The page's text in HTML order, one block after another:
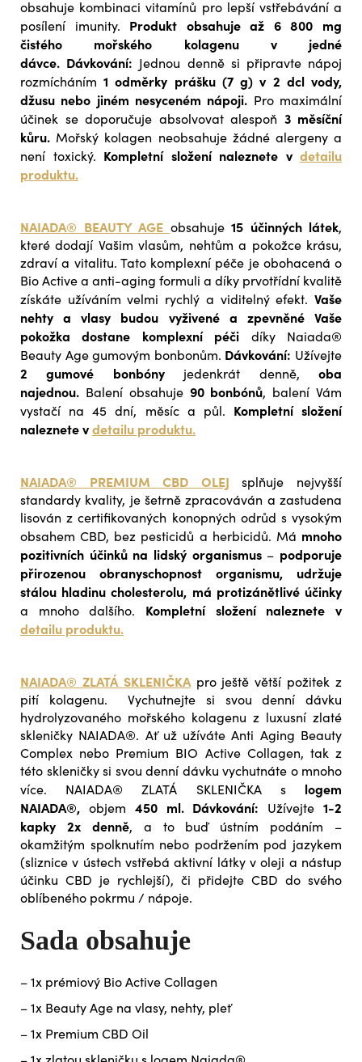
obsahuje kombinaci vitamínů pro lepší vstřebávání a
posílení imunity. Produkt obsahuje až 6 800 mg
čistého mořského kolagenu v jedné
dávce. Dávkování: Jednou denně si připravte nápoj
rozmícháním1 odměrky prášku (7 g) v 2 dcl vody,
džusu nebo jiném nesyceném nápoji. Pro maximální
účinek se doporučuje absolvovat alespoň 3 měsíční
kůru. Mořský kolagen neobsahuje žádné alergeny a
není toxický. Kompletní složení naleznete v detailu
produktu.
NAIADA® BEAUTY AGE obsahuje15 účinných látek,
které dodají Vašim vlasům, nehtům a pokožce krásu,
zdraví a vitalitu. Tato komplexní péče je obohacená o
Bio Active a anti-aging formuli a díky prvotřídní kvalitě
získáte užíváním velmi rychlý a viditelný efekt. Vaše
nehty a vlasy budou vyživené a zpevněné Vaše
pokožka dostane komplexní péči díky Naiada®
Beauty Age gumovým bonbonům. Dávkování: Užívejte
2 gumové bonbónyjedenkrát denně,oba
najednou. Balení obsahuje 90 bonbónů, balení Vám
vystačí na 45 dní, měsíc a půl. Kompletní složení
naleznete vdetailu produktu.
NAIADA® PREMIUM CBD OLEJ splňuje nejvyšší
standardy kvality, je šetrně zpracováván a zastudena
lisován z certifikovaných konopných odrůd s vysokým
obsahem CBD, bez pesticidů a herbicidů. Má mnoho
pozitivních účinků na lidský organismus– podporuje
přirozenou obranyschopnost organismu, udržuje
stálou hladinu cholesterolu, má protizánětlivé účinky
a mnoho dalšího.
Kompletní složení naleznete v
detailu produktu.
NAIADA® ZLATÁ SKLENIČKApro ještě větší požitek z
pití kolagenu.Vychutnejte si svou denní dávku
hydrolyzovaného mořského kolagenu z luxusní zlaté
skleničky NAIADA®. Ať už užíváte Anti Aging Beauty
Complex nebo Premium BIO Active Collagen, tak z
této skleničky si svou denní dávku vychutnáte o mnoho
více. NAIADA® ZLATÁ SKLENIČKA s logem
NAIADA®, objem 450 ml. Dávkování: Užívejte1-2
kapky 2x denně, a to buď ústním podáním –
okamžitým spolknutím nebo podržením pod jazykem
(sliznice v ústech vstřebá aktivní látky v oleji a nástup
účinku CBD je rychlejší), či přidejte CBD do svého
oblíbeného pokrmu / nápoje.
Sada obsahuje
– 1x prémiový Bio Active Collagen
– 1x Beauty Age na vlasy, nehty, pleť
– 1x Premium CBD Oil